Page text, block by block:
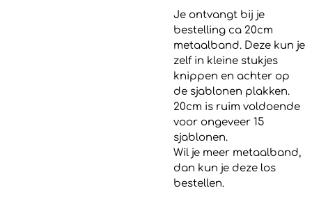
Je ontvangt bij je
bestelling ca 20cm
metaalband. Deze kun je
zelf in kleine stukjes
knippen en achter op
de sjablonen plakken.
20cm is ruim voldoende
voor ongeveer 15
sjablonen.
Wil je meer metaalband,
dan kun je deze los
bestellen.